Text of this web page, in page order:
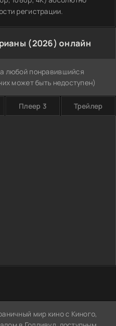
регистрации.
(2026) онлайн
любой понравившийся
может быть недоступен)
Плеер 3 Трейлер
мир кино с Киного,